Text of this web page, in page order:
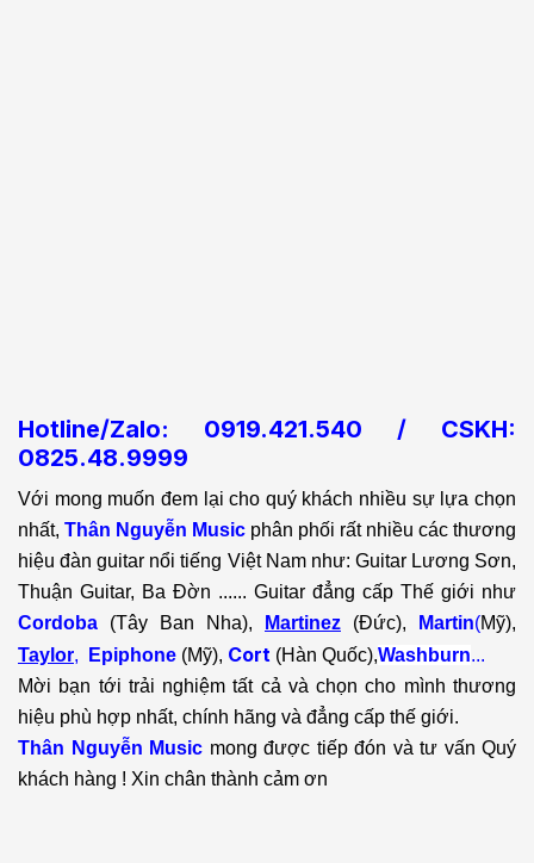
Hotline/Zalo: 0919.421.540 / CSKH:
0825.48.9999
Với mong muốn đem lại cho quý khách nhiều sự lựa chọn
nhất, Thân Nguyễn Music phân phối rất nhiều các thương
hiệu đàn guitar nổi tiếng Việt Nam như: Guitar Lương Sơn,
Thuận Guitar, Ba Đờn ...... Guitar đẳng cấp Thế giới như
Cordoba (Tây Ban Nha), Martinez (Đức), Martin(Mỹ),
Taylor, Epiphone (Mỹ), Cort (Hàn Quốc),Washburn...
Mời bạn tới trải nghiệm tất cả và chọn cho mình thương
hiệu phù hợp nhất, chính hãng và đẳng cấp thế giới.
Thân Nguyễn Music mong được tiếp đón và tư vấn Quý
khách hàng ! Xin chân thành cảm ơn